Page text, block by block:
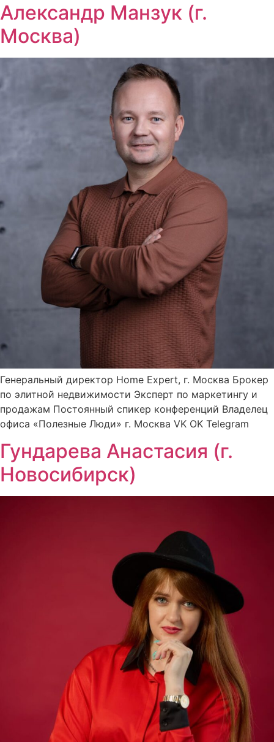
Александр Манзук (г.
Москва)
Генеральный директор Home Expert, г. Москва Брокер
по элитной недвижимости Эксперт по маркетингу и
продажам Постоянный спикер конференций Владелец
офиса «Полезные Люди» г. Москва VK OK Telegram
Гундарева Анастасия (г.
Новосибирск)